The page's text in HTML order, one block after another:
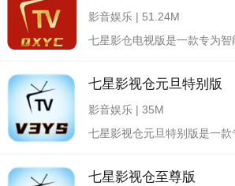
影音娱乐 | 51.24M
七星影视仓元旦特别版
影音娱乐 | 35M
七星影视仓至尊版